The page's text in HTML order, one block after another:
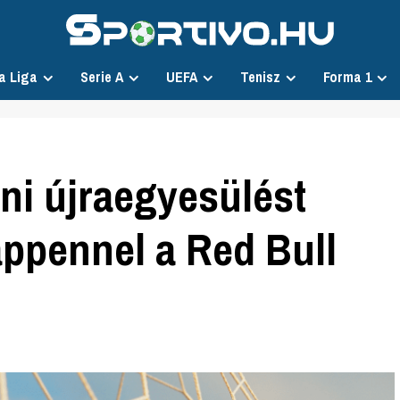
Liga Serie A UEFA Tenisz Forma 1
újraegyesülést
a Red Bull